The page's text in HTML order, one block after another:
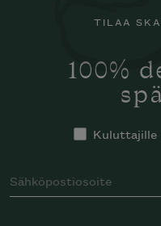
TILAA
100%
Kuluttajille